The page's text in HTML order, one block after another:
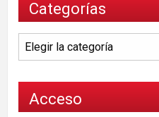
Categorías
Categorías
Acceso